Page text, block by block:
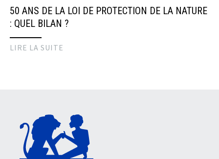
50 ANS DE LA LOI DE PROTECTION DE LA NATURE
: QUEL BILAN ?
LIRE LA SUITE